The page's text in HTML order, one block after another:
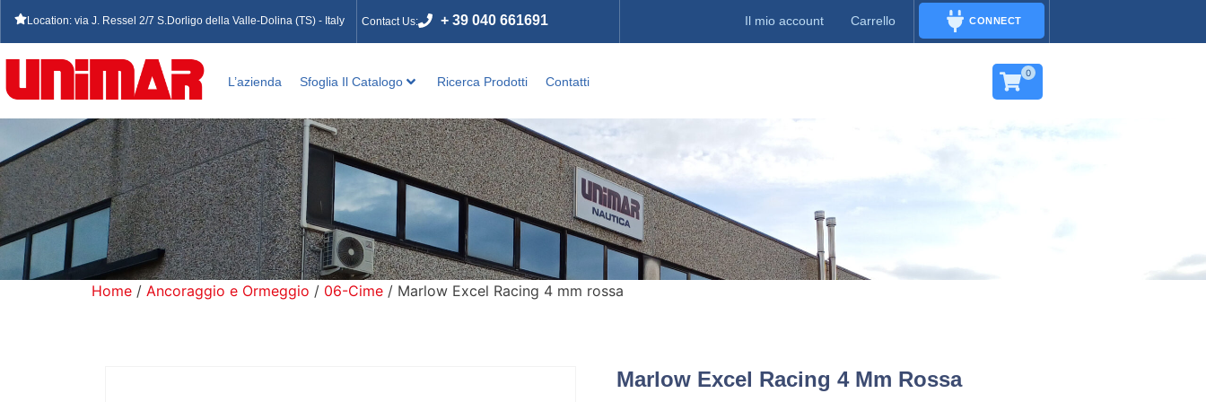
Location: via J. Ressel 2/7 S.Dorligo della Valle-Dolina (TS) - Italy Contact Us: + 39 040 661691 Il mio account Carrello CONNECT
L’azienda Sfoglia Il Catalogo Ricerca Prodotti Contatti
0
Home / Ancoraggio e Ormeggio / 06-Cime / Marlow Excel Racing 4 mm rossa
Marlow Excel Racing 4 Mm Rossa